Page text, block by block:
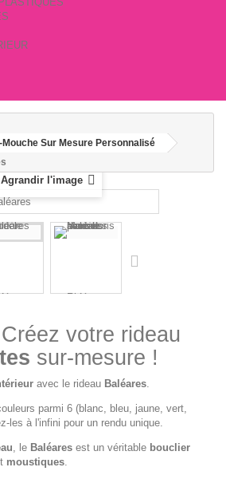
Sur Mesure Personnalisé
Agrandir l'image
votre rideau
sur-mesure !
avec le rideau Baléares
parmi 6 (blanc, bleu, jaune, vert,
les à l'infini pour un rendu unique.
, le Baléares est un véritable bouclier
moustiques